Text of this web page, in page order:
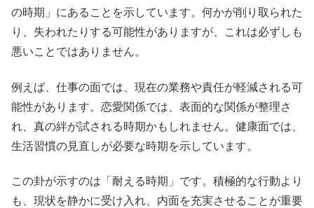
の時期」にあることを示しています。何かが削り取られた
り、失われたりする可能性がありますが、これは必ずしも
悪いことではありません。
例えば、仕事の面では、現在の業務や責任が軽減される可
能性があります。恋愛関係では、表面的な関係が整理さ
れ、真の絆が試される時期かもしれません。健康面では、
生活習慣の見直しが必要な時期を示しています。
この卦が示すのは「耐える時期」です。積極的な行動より
も、現状を静かに受け入れ、内面を充実させることが重要